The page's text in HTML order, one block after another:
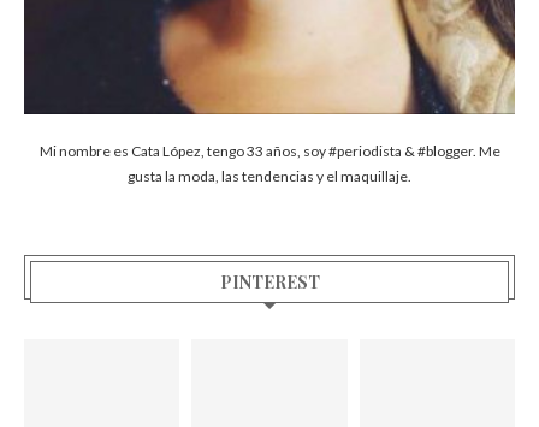
Mi nombre es Cata López, tengo 33 años, soy #periodista & #blogger. Me
gusta la moda, las tendencias y el maquillaje.
PINTEREST